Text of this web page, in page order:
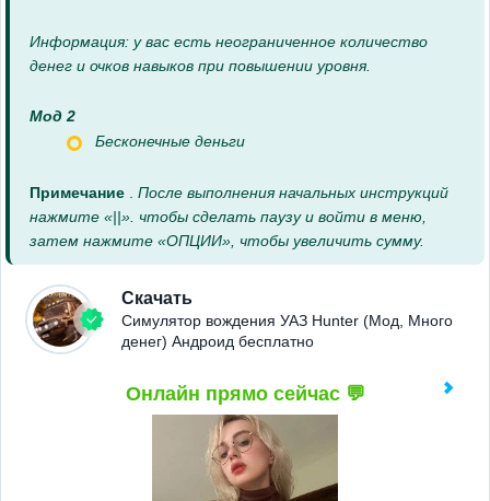
Информация: у вас есть неограниченное количество
денег и очков навыков при повышении уровня.
Мод 2
Бесконечные деньги
Примечание
После выполнения начальных инструкций
нажмите «||». чтобы сделать паузу и войти в меню,
затем нажмите «ОПЦИИ», чтобы увеличить сумму.
Скачать
Симулятор вождения УАЗ Hunter (Мод, Много
денег) Андроид бесплатно
Онлайн прямо сейчас 💬